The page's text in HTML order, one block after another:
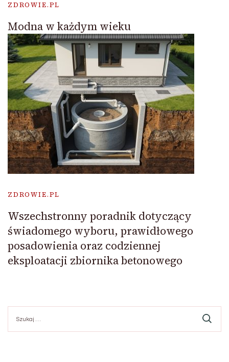
ZDROWIE.PL
Modna w każdym wieku
ZDROWIE.PL
Wszechstronny poradnik dotyczący
świadomego wyboru, prawidłowego
posadowienia oraz codziennej
eksploatacji zbiornika betonowego